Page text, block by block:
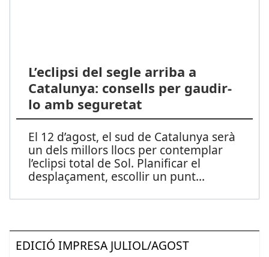
L’eclipsi del segle arriba a
Catalunya: consells per gaudir-
lo amb seguretat
El 12 d’agost, el sud de Catalunya serà
un dels millors llocs per contemplar
l’eclipsi total de Sol. Planificar el
desplaçament, escollir un punt...
EDICIÓ IMPRESA JULIOL/AGOST